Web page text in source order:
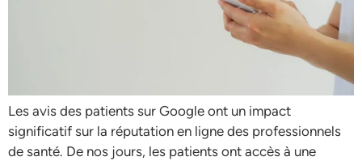
Les avis des patients sur Google ont un impact
significatif sur la réputation en ligne des professionnels
de santé. De nos jours, les patients ont accès à une